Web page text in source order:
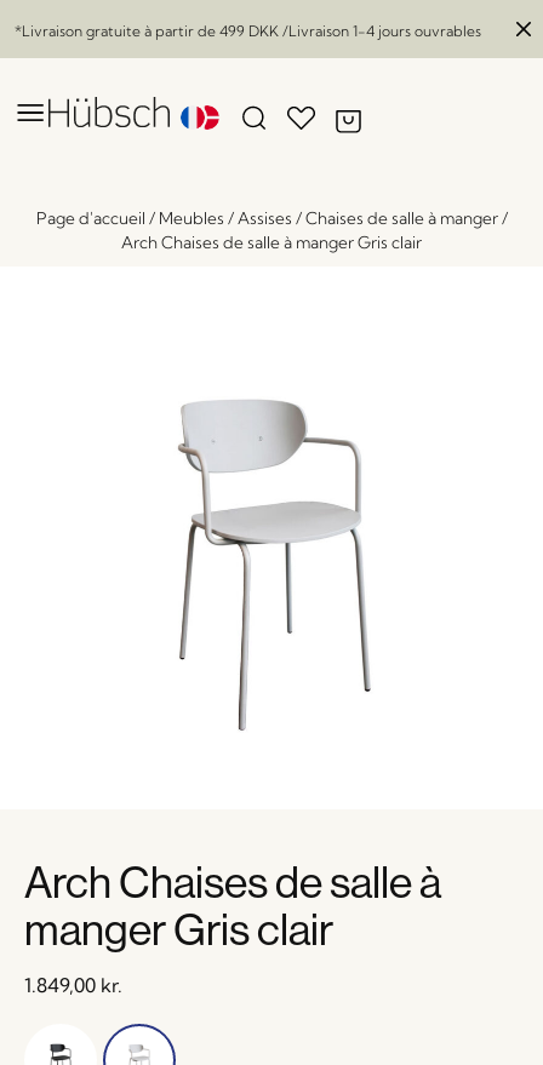
*Livraison gratuite à partir de 499 DKK /Livraison 1-4 jours ouvrables
Page d'accueil / Meubles / Assises /Chaises de salle à manger/
Arch Chaises de salle à manger Gris clair
Arch Chaises de salle à
manger Gris clair
1.849,00 kr.